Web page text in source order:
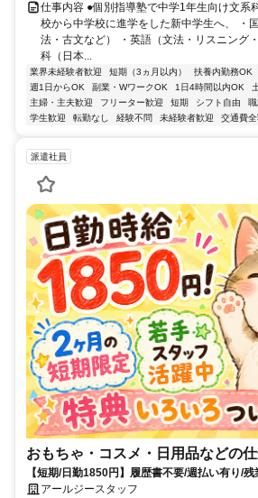
仕事内容 ●個別指導塾で中学1年生向け文系
校から中学校に進学をした新中学生へ、 ・
法・古文など） ・英語（文法・リスニング
科（日本...
業界未経験者歓迎 短期（3ヵ月以内） 扶養内勤務OK
週1日からOK
副業・WワークOK 1日4時間以内OK
主婦・主夫歓迎
フリーター歓迎 短期 シフト自由
学生歓迎
転勤なし 経験不問 未経験者歓迎 交通費
派遣社員
おもちゃ・コスメ・日用品などの
【短期/日勤1850円】履歴書不要/週払い有り/
アールジースタッフ